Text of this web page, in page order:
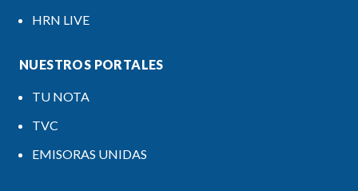
HRN LIVE
NUESTROS PORTALES
TU NOTA
TVC
EMISORAS UNIDAS